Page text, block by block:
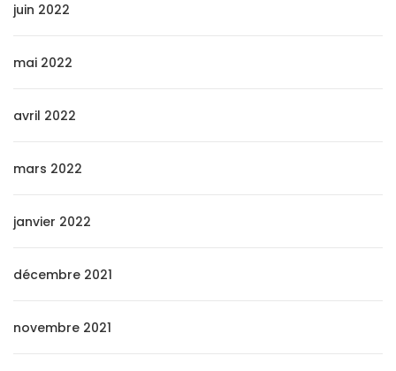
juin 2022
mai 2022
avril 2022
mars 2022
janvier 2022
décembre 2021
novembre 2021